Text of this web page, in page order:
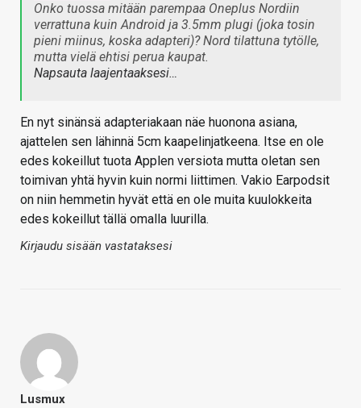
Onko tuossa mitään parempaa Oneplus Nordiin
verrattuna kuin Android ja 3.5mm plugi (joka tosin
pieni miinus, koska adapteri)? Nord tilattuna tytölle,
mutta vielä ehtisi perua kaupat.
Napsauta laajentaaksesi…
En nyt sinänsä adapteriakaan näe huonona asiana,
ajattelen sen lähinnä 5cm kaapelinjatkeena. Itse en ole
edes kokeillut tuota Applen versiota mutta oletan sen
toimivan yhtä hyvin kuin normi liittimen. Vakio Earpodsit
on niin hemmetin hyvät että en ole muita kuulokkeita
edes kokeillut tällä omalla luurilla.
Kirjaudu sisään vastataksesi
Lusmux